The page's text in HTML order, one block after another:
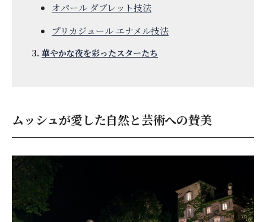
オパール ダブレット技法
プリカジュール エナメル技法
華やかな夜を彩ったスターたち
ムッシュが愛した自然と芸術への賛美